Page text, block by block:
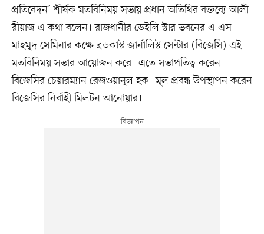
প্রতিবেদন’ শীর্ষক মতবিনিময় সভায় প্রধান অতিথির বক্তব্যে আলী
রীয়াজ এ কথা বলেন। রাজধানীর ডেইলি স্টার ভবনের এ এস
মাহমুদ সেমিনার কক্ষে ব্রডকাস্ট জার্নালিস্ট সেন্টার (বিজেসি) এই
মতবিনিময় সভার আয়োজন করে। এতে সভাপতিত্ব করেন
বিজেসির চেয়ারম্যান রেজওয়ানুল হক। মূল প্রবন্ধ উপস্থাপন করেন
বিজেসির নির্বাহী মিলটন আনোয়ার।